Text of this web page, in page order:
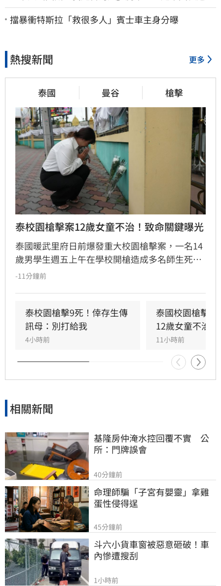
Cheap酸：精神分裂
擋暴衝特斯拉「救很多人」賓士車主身分曝
熱搜新聞 更多
泰國 曼谷 槍擊
泰校園槍擊案12歲女童不治！致命關鍵曝光
泰國暖武里府日前爆發重大校園槍擊案，一名14
歲男學生週五上午在學校開槍造成多名師生死
傷，之後舉槍自盡，且嫌犯被懷疑案發前已在家
生後，泰國總理阿努廷（Anutin Charnvirakul）
隨即承諾推動新的槍枝管制法律，未來擬限制一
般民眾攜帶槍枝，僅允許執勤中的政府官員持
-11分鐘前
泰校園槍擊9死！倖存生傳
訊母：別打給我
4小時前
泰國校園槍擊
12歲女童不治
11小時前
相關新聞
基隆房仲淹水控回覆不實　公
所：門牌誤會
40分鐘前
命理師騙「子宮有嬰靈」拿雞
蛋性侵得逞
45分鐘前
斗六小貨車窗被惡意砸破！車
內慘遭搜刮
1小時前